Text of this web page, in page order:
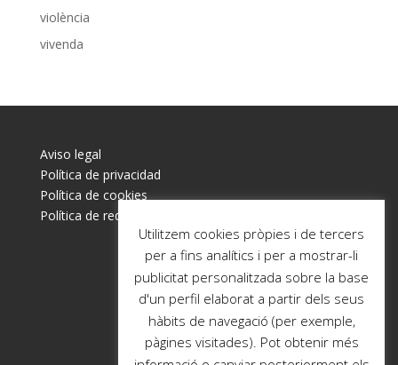
violència
vivenda
Aviso legal
Política de privacidad
Política de cookies
Política de redes sociales
Utilitzem cookies pròpies i de tercers
per a fins analítics i per a mostrar-li
publicitat personalitzada sobre la base
d'un perfil elaborat a partir dels seus
hàbits de navegació (per exemple,
pàgines visitades). Pot obtenir més